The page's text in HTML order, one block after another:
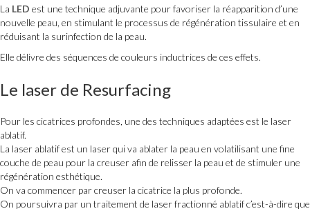
La LED est une technique adjuvante pour favoriser la réapparition d’une
nouvelle peau, en stimulant le processus de régénération tissulaire et en
réduisant la surinfection de la peau.
Elle délivre des séquences de couleurs inductrices de ces effets.
Le laser de Resurfacing
Pour les cicatrices profondes, une des techniques adaptées est le laser
ablatif.
La laser ablatif est un laser qui va ablater la peau en volatilisant une fine
couche de peau pour la creuser afin de relisser la peau et de stimuler une
régénération esthétique.
On va commencer par creuser la cicatrice la plus profonde.
On poursuivra par un traitement de laser fractionné ablatif c’est-à-dire que